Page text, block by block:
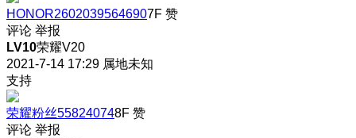
HONOR26020395646907F 赞
评论 举报
LV10荣耀V20
2021-7-14 17:29 属地未知
支持
荣耀粉丝558240748F 赞
评论 举报